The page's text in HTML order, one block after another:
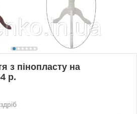
з пінопласту на
р.